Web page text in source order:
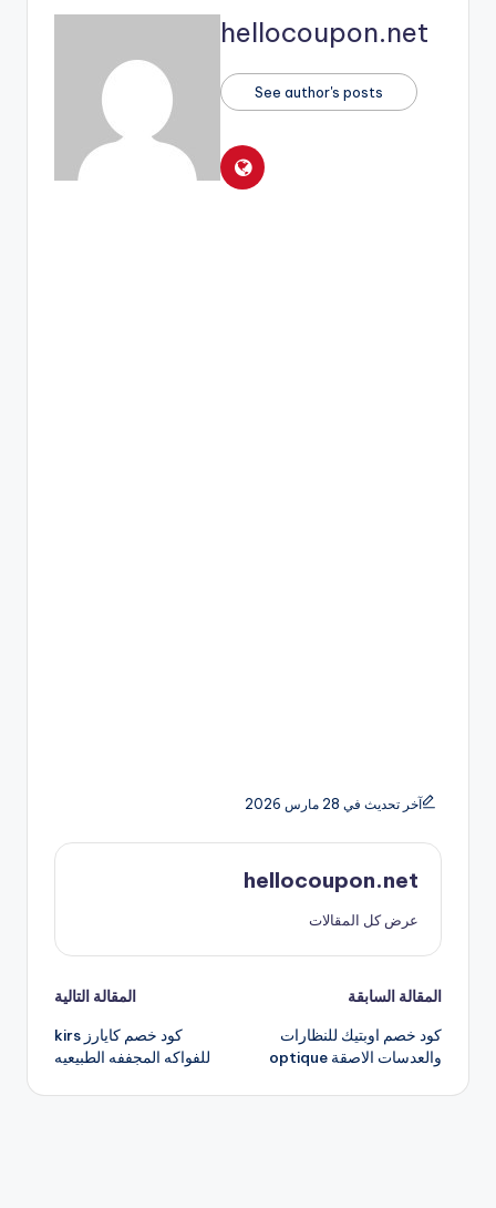
hellocoupon.net
See author's posts
آخر تحديث في 28 مارس 2026
hellocoupon.net
عرض كل المقالات
تصفّح
المقالات
المقالة السابقة
كود خصم اوبتيك للنظارات
والعدسات الاصقة optique
المقالة التالية
كود خصم كايارز kirs
للفواكه المجففه الطبيعيه